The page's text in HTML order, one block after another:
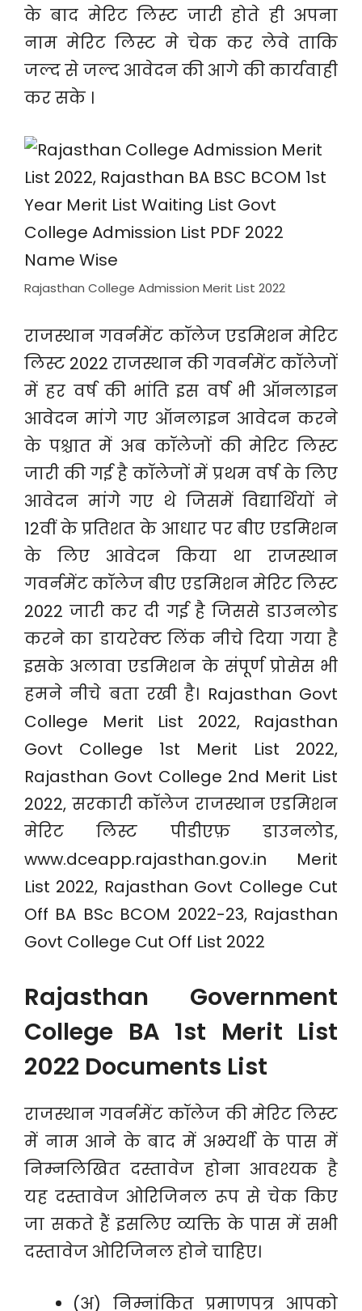
के बाद मेरिट लिस्ट जारी होते ही अपना
नाम मेरिट लिस्ट मे चेक कर लेवे ताकि
जल्द से जल्द आवेदन की आगे की कार्यवाही
कर सके ।
Rajasthan College Admission Merit List 2022
राजस्थान गवर्नमेंट कॉलेज एडमिशन मेरिट
लिस्ट 2022 राजस्थान की गवर्नमेंट कॉलेजों
में हर वर्ष की भांति इस वर्ष भी ऑनलाइन
आवेदन मांगे गए ऑनलाइन आवेदन करने
के पश्चात में अब कॉलेजों की मेरिट लिस्ट
जारी की गई है कॉलेजों में प्रथम वर्ष के लिए
आवेदन मांगे गए थे जिसमें विद्यार्थियों ने
12वीं के प्रतिशत के आधार पर बीए एडमिशन
के लिए आवेदन किया था राजस्थान
गवर्नमेंट कॉलेज बीए एडमिशन मेरिट लिस्ट
2022 जारी कर दी गई है जिससे डाउनलोड
करने का डायरेक्ट लिंक नीचे दिया गया है
इसके अलावा एडमिशन के संपूर्ण प्रोसेस भी
हमने नीचे बता रखी है। Rajasthan Govt
College Merit List 2022, Rajasthan
Govt College 1st Merit List 2022,
Rajasthan Govt College 2nd Merit List
2022, सरकारी कॉलेज राजस्थान एडमिशन
मेरिट लिस्ट पीडीएफ़ डाउनलोड,
www.dceapp.rajasthan.gov.in Merit
List 2022, Rajasthan Govt College Cut
Off BA BSc BCOM 2022-23, Rajasthan
Govt College Cut Off List 2022
Rajasthan Government
College BA 1st Merit List
2022 Documents List
राजस्थान गवर्नमेंट कॉलेज की मेरिट लिस्ट
में नाम आने के बाद में अभ्यर्थी के पास में
निम्नलिखित दस्तावेज होना आवश्यक है
यह दस्तावेज ओरिजिनल रूप से चेक किए
जा सकते हैं इसलिए व्यक्ति के पास में सभी
दस्तावेज ओरिजिनल होने चाहिए।
(अ) निम्नांकित प्रमाणपत्र आपको